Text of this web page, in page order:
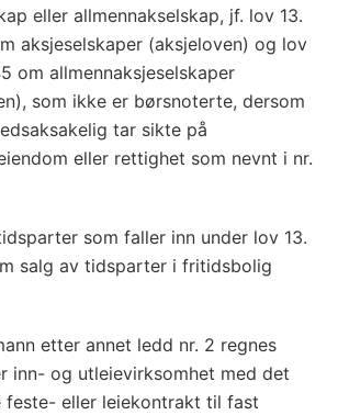
eller allmennakselskap, jf. lov 13.
aksjeselskaper (aksjeloven) og lov
om allmennaksjeselskaper
som ikke er børsnoterte, dersom
tar sikte på
eller rettighet som nevnt i nr.
som faller inn under lov 13.
salg av tidsparter i fritidsbolig
etter annet ledd nr. 2 regnes
inn- og utleievirksomhet med det
eller leiekontrakt til fast